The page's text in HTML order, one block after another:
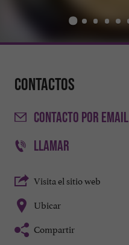
Contactos
CONTACTO POR EMAIL
LLAMAR
Visita el sitio web
Ubicar
Compartir